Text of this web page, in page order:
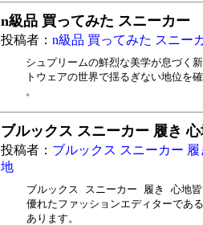
n級品 買ってみた スニーカー
投稿者： n級品 買ってみた スニー
シュプリームの鮮烈な美学が息づく
トウェアの世界で揺るぎない地位を
。
ブルックス スニーカー 履き
投稿者： ブルックス スニーカー 履
地
ブルックス スニーカー 履き 心地
優れたファッションエディターであ
あります。